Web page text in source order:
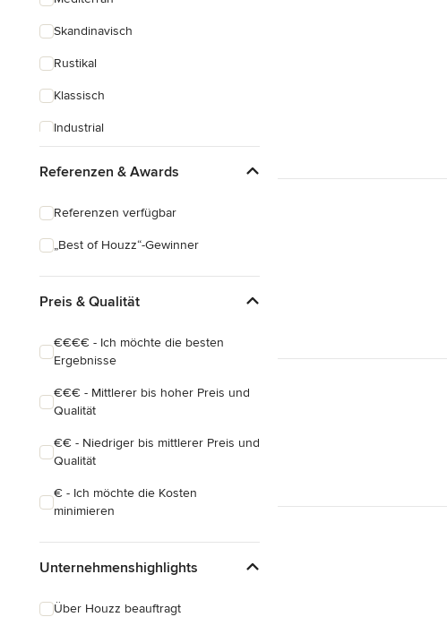
Skandinavisch
Rustikal
Klassisch
Industrial
Referenzen & Awards
Referenzen verfügbar
„Best of Houzz“-Gewinner
Preis & Qualität
€€€€ - Ich möchte die besten
Ergebnisse
€€€ - Mittlerer bis hoher Preis und
Qualität
€€ - Niedriger bis mittlerer Preis und
Qualität
€ - Ich möchte die Kosten
minimieren
Unternehmenshighlights
Über Houzz beauftragt